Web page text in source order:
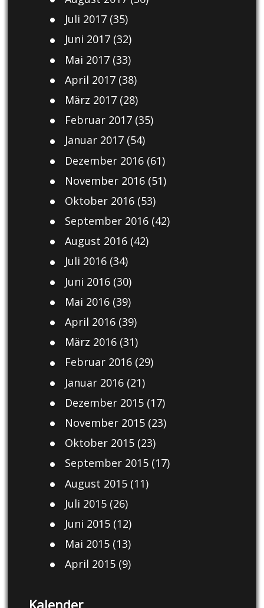
Juli 2017(35)
Juni 2017(32)
Mai 2017(33)
April 2017(38)
März 2017(28)
Februar 2017(35)
Januar 2017(54)
Dezember 2016(61)
November 2016(51)
Oktober 2016(53)
September 2016(42)
August 2016(42)
Juli 2016(34)
Juni 2016(30)
Mai 2016(39)
April 2016(39)
März 2016(31)
Februar 2016(29)
Januar 2016(21)
Dezember 2015(17)
November 2015(23)
Oktober 2015(23)
September 2015(17)
August 2015(11)
Juli 2015(26)
Juni 2015(12)
Mai 2015(13)
April 2015(9)